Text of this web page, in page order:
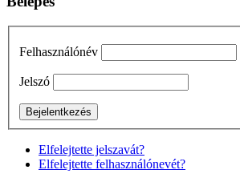
Felhasználónév
Jelszó
Elfelejtette jelszavát?
Elfelejtette felhasználónevét?